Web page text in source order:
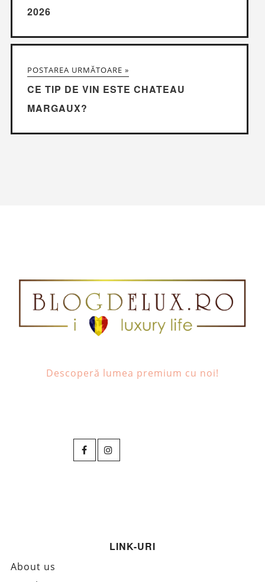
2026
POSTAREA URMĂTOARE »
CE TIP DE VIN ESTE CHATEAU
MARGAUX?
Descoperă lumea premium cu noi!
LINK-URI
About us